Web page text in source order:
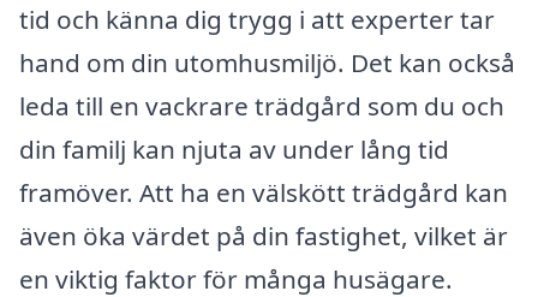
tid och känna dig trygg i att experter tar
hand om din utomhusmiljö. Det kan också
leda till en vackrare trädgård som du och
din familj kan njuta av under lång tid
framöver. Att ha en välskött trädgård kan
även öka värdet på din fastighet, vilket är
en viktig faktor för många husägare.